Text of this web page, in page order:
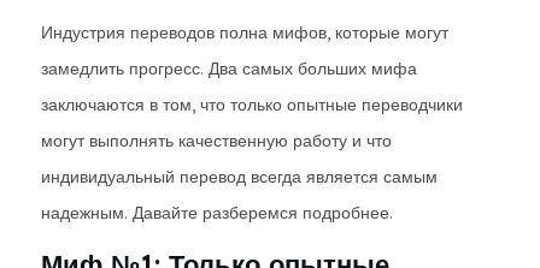
Индустрия переводов полна мифов, которые могут
замедлить прогресс. Два самых больших мифа
заключаются в том, что только опытные переводчики
могут выполнять качественную работу и что
индивидуальный перевод всегда является самым
надежным. Давайте разберемся подробнее.